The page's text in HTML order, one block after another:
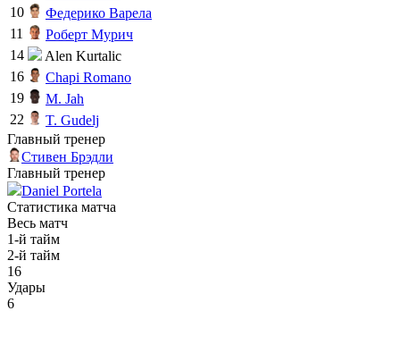
10
Федерико Варела
11
Роберт Мурич
14
Alen Kurtalic
16
Chapi Romano
19
M. Jah
22
T. Gudelj
Главный тренер
Стивен Брэдли
Главный тренер
Daniel Portela
Статистика матча
Весь матч
1-й тайм
2-й тайм
16
Удары
6